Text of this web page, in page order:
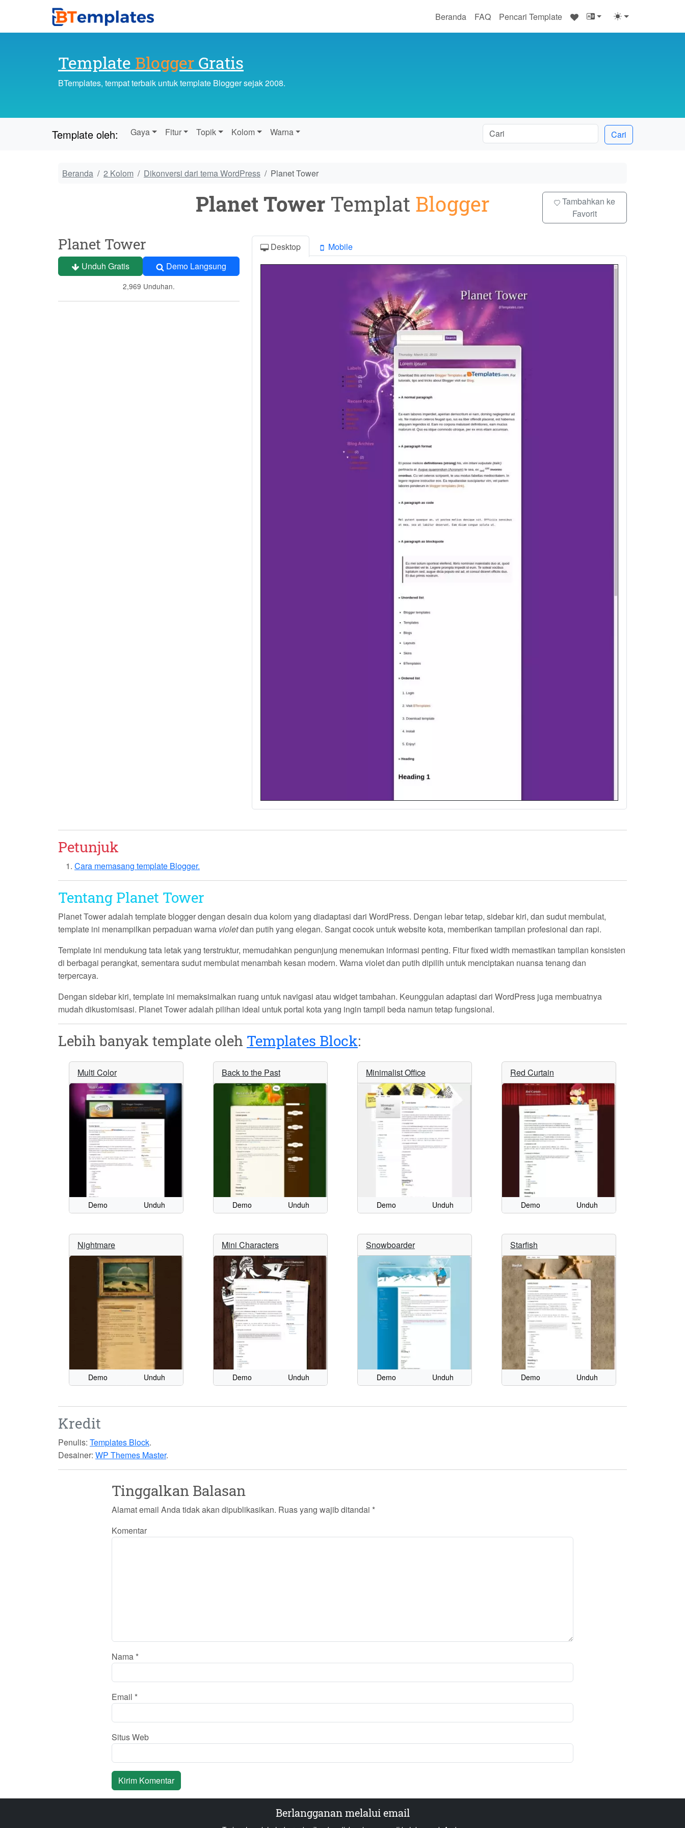
Beranda FAQ Pencari Template ♥
Template Blogger Gratis
BTemplates, tempat terbaik untuk template Blogger sejak 2008.
Template oleh: Gaya Fitur Topik Kolom Warna Cari
Beranda 2 Kolom Dikonversi dari tema WordPress Planet Tower
Planet TowerTemplat Blogger
Tambahkan ke
Favorit
Planet Tower
Unduh Gratis Demo Langsung
2,969 Unduhan.
Desktop Mobile
Petunjuk
Cara memasang template Blogger.
Tentang Planet Tower
Planet Toweradalah template blogger dengan desain dua kolom yang diadaptasi dari WordPress. Dengan lebar tetap, sidebar kiri, dan sudut membulat,
template ini menampilkan perpaduan warna violetdan putih yang elegan. Sangat cocok untuk website kota, memberikan tampilan profesional dan rapi.
Template ini mendukung tata letak yang terstruktur, memudahkan pengunjung menemukan informasi penting. Fitur fixed width memastikan tampilan konsisten
di berbagai perangkat, sementara sudut membulat menambah kesan modern. Warna violet dan putih dipilih untuk menciptakan nuansa tenang dan
terpercaya.
Dengan sidebar kiri, template ini memaksimalkan ruang untuk navigasi atau widget tambahan. Keunggulan adaptasi dari WordPress juga membuatnya
mudah dikustomisasi. Planet Toweradalah pilihan ideal untuk portal kota yang ingin tampil beda namun tetap fungsional.
Lebih banyak template oleh Templates Block:
Multi Color
Demo Unduh
Back to the Past
Demo Unduh
Minimalist Office
Demo Unduh
Red Curtain
Demo Unduh
Nightmare
Demo Unduh
Mini Characters
Demo Unduh
Snowboarder
Demo Unduh
Starfish
Demo Unduh
Kredit
Penulis: Templates Block.
Desainer: WP Themes Master.
Tinggalkan Balasan
Alamat email Anda tidak akan dipublikasikan. Ruas yang wajib ditandai *
Komentar
Nama *
Email *
Situs Web
Berlangganan melalui email